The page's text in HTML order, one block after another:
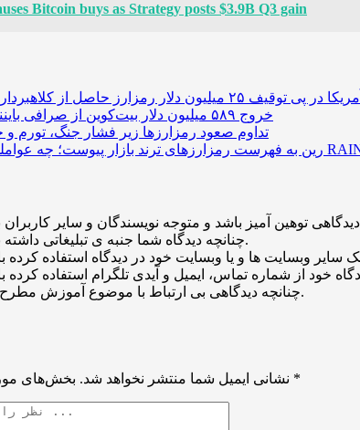
Bitcoin buys as Strategy posts $3.9B Q3 gain
آمریکا در پی توقیف ۲۵ میلیون دلار رمزارز حاصل از کلاهبرداری‌های عاشقانه است
خروج ۵۸۹ میلیون دلار بیت‌کوین از صرافی بایننس و تاثیر آن بر بازار
تداوم صعود رمزارزها زیر فشار جنگ،
چنانچه دیدگاه شما جنبه ی تبلیغاتی داشته باشد تایید نخواهد شد.
چنانچه دیدگاهی بی ارتباط با موضوع آموزش مطرح شود تایید نخواهد شد.
نشانی ایمیل شما منتشر نخواهد شد. *